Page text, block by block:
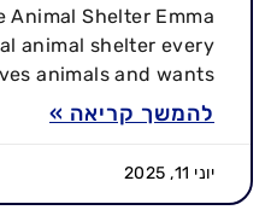
Animal Shelter Emma
animal shelter every
animals and wants
להמשך קריאה »
יוני 11, 2025